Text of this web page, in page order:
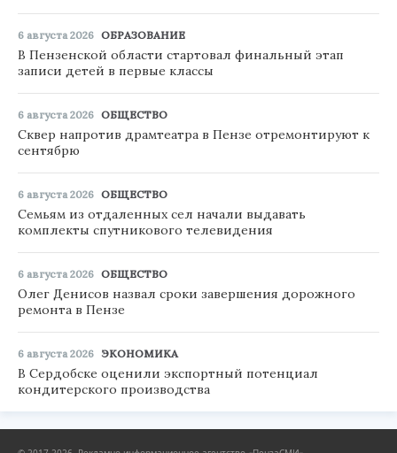
6 августа 2026 ОБРАЗОВАНИЕ
В Пензенской области стартовал финальный этап
записи детей в первые классы
6 августа 2026 ОБЩЕСТВО
Сквер напротив драмтеатра в Пензе отремонтируют к
сентябрю
6 августа 2026 ОБЩЕСТВО
Семьям из отдаленных сел начали выдавать
комплекты спутникового телевидения
6 августа 2026 ОБЩЕСТВО
Олег Денисов назвал сроки завершения дорожного
ремонта в Пензе
6 августа 2026 ЭКОНОМИКА
В Сердобске оценили экспортный потенциал
кондитерского производства